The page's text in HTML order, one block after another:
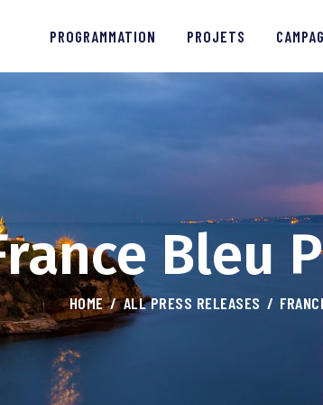
PROGRAMMATION PROJETS
Bleu
HOME ALL PRESS RELEASES
PROGRAMMATION
PROJETS
ÉVÉNEMENTS
MÉDIAS
PARTENAIRES
CONTACTS